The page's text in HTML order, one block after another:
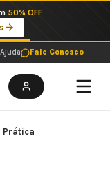
50% OFF
Fale Conosco
Prática